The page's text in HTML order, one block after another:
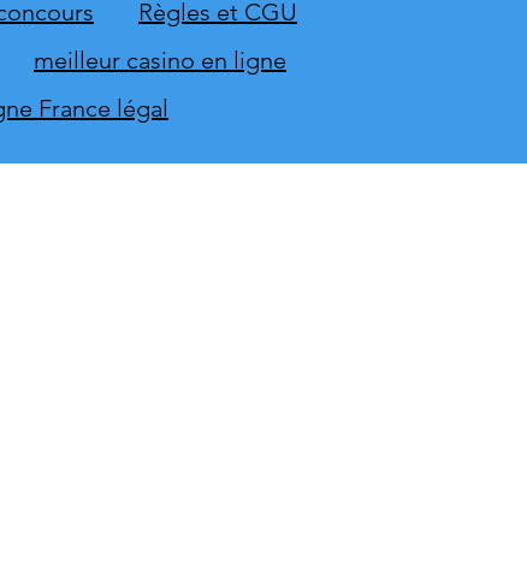
Règles et CGU
meilleur casino en ligne
France légal